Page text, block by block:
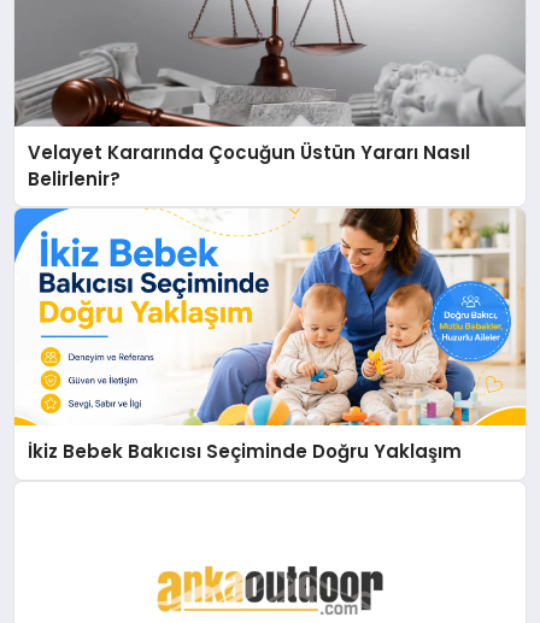
Velayet Kararında Çocuğun Üstün Yararı Nasıl
Belirlenir?
İkiz Bebek Bakıcısı Seçiminde Doğru Yaklaşım